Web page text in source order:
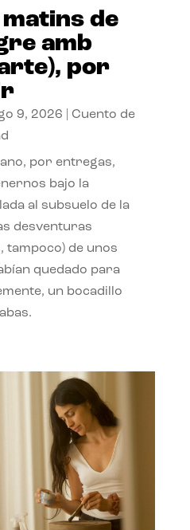
de
amb
por
9, 2026
Cuento de
por entregas,
bajo la
al subsuelo de la
desventuras
tampoco) de unos
quedado para
un bocadillo